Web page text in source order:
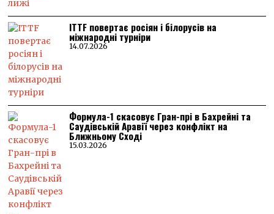
ITTF повертає росіян і білорусів на
міжнародні турніри
14.07.2026
Формула-1 скасовує Гран-прі в Бахрейні та
Саудівській Аравії через конфлікт на
Ближньому Сході
15.03.2026